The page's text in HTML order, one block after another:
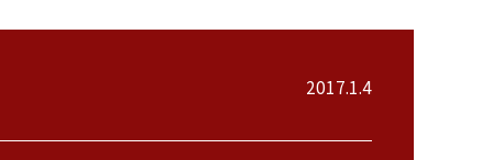
2017.1.4